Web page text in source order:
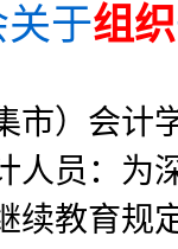
于组织
市）会计
人员：为
续教育